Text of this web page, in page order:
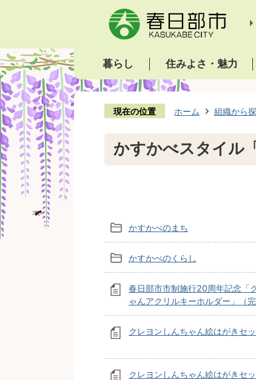
暮らし 住みよさ・魅力
現在の位置 ホーム 組織から
かすかべスタイル
かすかべのまち
かすかべのくらし
春日部市市制施行20周年記念「
ゃんアクリルキーホルダー」（完
クレヨンしんちゃん絵はがきセ
クレヨンしんちゃん絵はがきセ